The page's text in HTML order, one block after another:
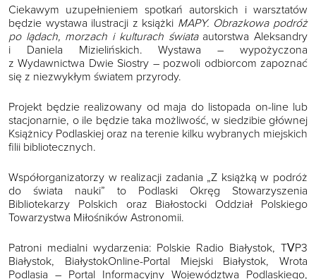
Ciekawym uzupełnieniem spotkań autorskich i warsztatów
będzie wystawa ilustracji z książki MAPY. Obrazkowa podróż
po lądach, morzach i kulturach świataautorstwa Aleksandry
i Daniela Mizielińskich. Wystawa – wypożyczona
z Wydawnictwa Dwie Siostry – pozwoli odbiorcom zapoznać
się z niezwykłym światem przyrody.
Projekt będzie realizowany od maja do listopada on-line lub
stacjonarnie, o ile będzie taka możliwość, w siedzibie głównej
Książnicy Podlaskiej oraz na terenie kilku wybranych miejskich
filii bibliotecznych.
Współorganizatorzy w realizacji zadania „Z książką w podróż
do świata nauki” to Podlaski Okręg Stowarzyszenia
Bibliotekarzy Polskich oraz Białostocki Oddział Polskiego
Towarzystwa Miłośników Astronomii.
Patroni medialni wydarzenia: Polskie Radio Białystok, TVP3
Białystok, BiałystokOnline-Portal Miejski Białystok, Wrota
Podlasia – Portal Informacyjny Województwa Podlaskiego,